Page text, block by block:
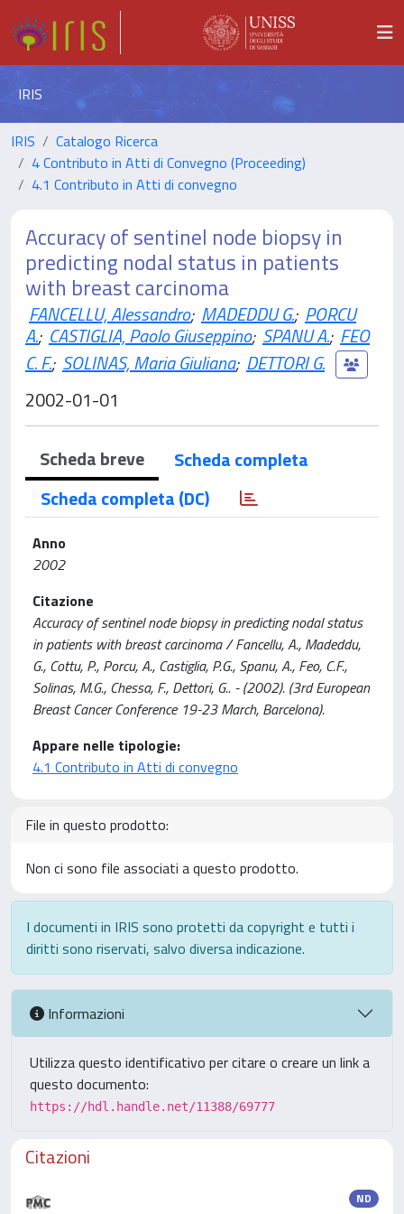
IRIS
IRIS
Catalogo Ricerca
4 Contributo in Atti di Convegno (Proceeding)
4.1 Contributo in Atti di convegno
Accuracy of sentinel node biopsy in
predicting nodal status in patients
with breast carcinoma
FANCELLU, Alessandro; MADEDDU G.; PORCU
A.; CASTIGLIA, Paolo Giuseppino; SPANU A.; FEO
C. F.; SOLINAS, Maria Giuliana; DETTORI G.
2002-01-01
Scheda breve
Scheda completa
Scheda completa (DC)
Anno
2002
Citazione
Accuracy of sentinel node biopsy in predicting nodal status
in patients with breast carcinoma / Fancellu, A., Madeddu,
G., Cottu, P., Porcu, A., Castiglia, P.G., Spanu, A., Feo, C.F.,
Solinas, M.G., Chessa, F., Dettori, G.. - (2002). (3rd European
Breast Cancer Conference 19-23 March, Barcelona).
Appare nelle tipologie:
4.1 Contributo in Atti di convegno
File in questo prodotto:
Non ci sono file associati a questo prodotto.
I documenti in IRIS sono protetti da copyright e tutti i
diritti sono riservati, salvo diversa indicazione.
Informazioni
Utilizza questo identificativo per citare o creare un link a
questo documento:
https://hdl.handle.net/11388/69777
Citazioni
ND